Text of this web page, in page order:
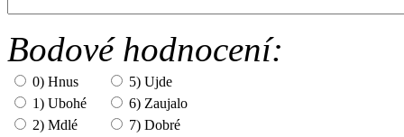
Bodové hodnocení:
0) Hnus
5) Ujde
1) Ubohé
6) Zaujalo
2) Mdlé
7) Dobré